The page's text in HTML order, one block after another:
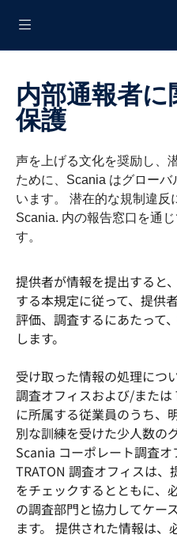
内部通報者に関するデータ
保護
声を上げる文化を奨励し、
ために、Scania はグロー
います。 潜在的な規制違反
Scania. 内の報告窓口を通
す。
提供者が情報を提出すると
する本規定に従って、提供
評価、調査するにあたって
します。
受け取った情報の処理につ
調査オフィスおよび/または
に所属する従業員のうち、
別な訓練を受けた少人数の
Scania コーポレート調査
TRATON 調査オフィスは
をチェックするとともに、
の調査部門と協力してケー
ます。 提供された情報は、